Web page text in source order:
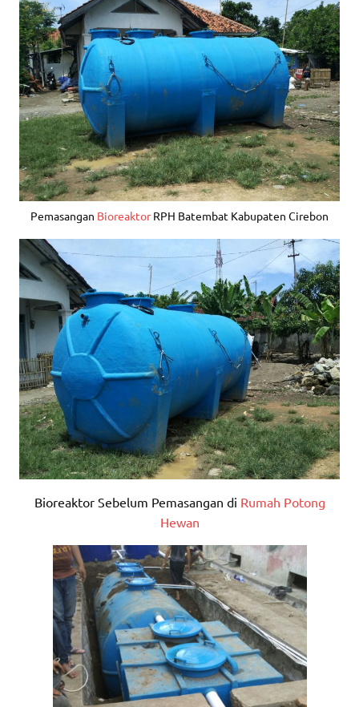
Pemasangan BioreaktorRPH Batembat Kabupaten Cirebon
Bioreaktor Sebelum Pemasangan di Rumah Potong
Hewan